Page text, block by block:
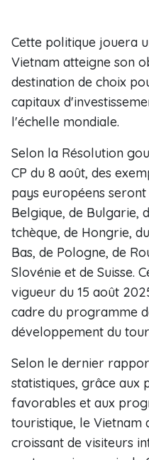
Cette politique jouera
Vietnam atteigne son
destination de choix
capitaux
l'échelle mondiale.
Selon la Résolution
CP du 8 août, des
pays européens
Belgique, de Bulgarie,
tchèque, de Hongrie,
Bas, de Pologne, de
Slovénie et de Suisse.
vigueur du 15 août
cadre du programme
développement du
Selon le dernier
statistiques, grâce aux
favorables et aux
touristique, le Vietnam
croissant de visiteurs